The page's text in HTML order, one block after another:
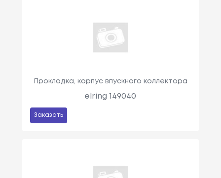
Прокладка, корпус впускного коллектора
elring 149040
Заказать